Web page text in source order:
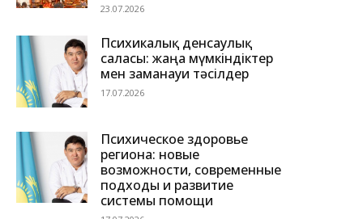
23.07.2026
Психикалық денсаулық
саласы: жаңа мүмкіндіктер
мен заманауи тәсілдер
17.07.2026
Психическое здоровье
региона: новые
возможности, современные
подходы и развитие
системы помощи